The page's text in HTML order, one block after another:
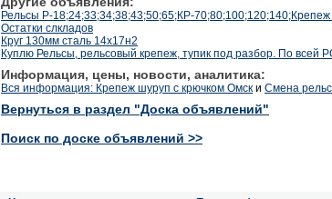
Рельсы Р-18;24;33;34;38;43;50;65;КР-70;80;100;120;140;Крепеж
Остатки слкладов
Круг 130мм сталь 14х17н2
Куплю Рельсы, рельсовый крепеж, тупик под разбор. По всей
Информация, цены, новости, аналитика:
Вся информация: Крепеж шуруп с крючком Омск и Смена
Вернуться в раздел "Доска объявлений"
Поиск по доске объявлений >>